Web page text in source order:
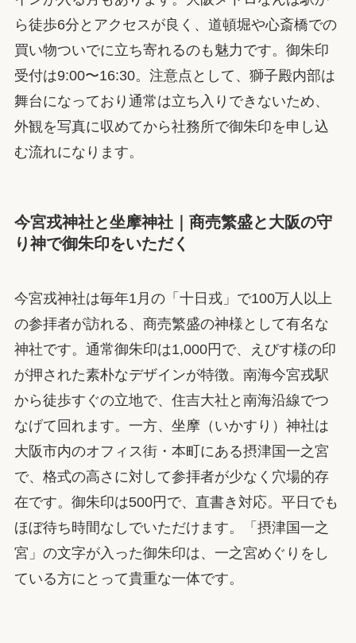
ら徒歩6分とアクセスが良く、道頓堀や心斎橋での
買い物ついでに立ち寄れるのも魅力です。御朱印
受付は9:00〜16:30。注意点として、獅子殿内部は
舞台になっており通常は立ち入りできないため、
外観を写真に収めてから社務所で御朱印を申し込
む流れになります。
今宮戎神社と坐摩神社｜商売繁盛と大阪の守
り神で御朱印をいただく
今宮戎神社は毎年1月の「十日戎」で100万人以上
の参拝者が訪れる、商売繁盛の神様として有名な
神社です。通常御朱印は1,000円で、えびす様の印
が押された素朴なデザインが特徴。南海今宮戎駅
から徒歩すぐの立地で、住吉大社と南海沿線でつ
なげて回れます。一方、坐摩（いかすり）神社は
大阪市内のオフィス街・本町にある摂津国一之宮
で、格式の高さに対して参拝者が少なく穴場的存
在です。御朱印は500円で、直書き対応。平日でも
ほぼ待ち時間なしでいただけます。「摂津国一之
宮」の文字が入った御朱印は、一之宮めぐりをし
ている方にとって貴重な一体です。